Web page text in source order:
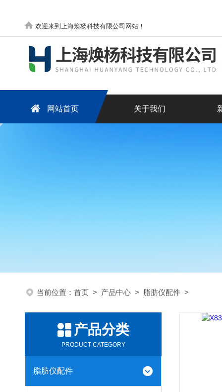
欢迎来到上海焕杨科技有限公司网站！
网站首页 关于我们
当前位置： 首页 > 产品中心 > 脂肪仪配件 >
产品分类
PRODUCT CATEGORY
脂肪仪配件